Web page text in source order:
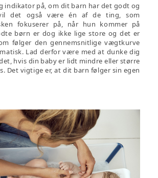
indikator på, om dit barn har det godt og
det også være én af de ting, som
fokuserer på, når hun kommer på
børn er dog ikke lige store og det er
følger den gennemsnitlige vægtkurve
Lad derfor være med at dunke dig
hvis din baby er lidt mindre eller større
Det vigtige er, at dit barn følger sin egen